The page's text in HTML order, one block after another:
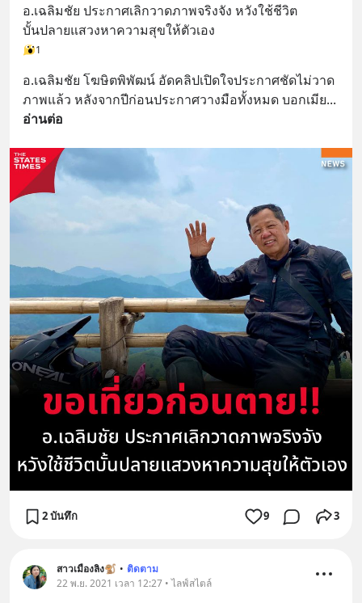
อ.เฉลิมชัย ประกาศเลิกวาดภาพจริงจัง หวังใช้ชีวิต
บั้นปลายแสวงหาความสุขให้ตัวเอง
1
อ.เฉลิมชัย โฆษิตพิพัฒน์ อัดคลิปเปิดใจประกาศชัดไม่วาด
ภาพแล้ว หลังจากปีก่อนประกาศวางมือทั้งหมด บอกเมีย
อ่านต่อ
2 บันทึก 9 3
สาวเมืองลิง🐒 • ติดตาม
22 พ.ย. 2021 เวลา 12:27 • ไลฟ์สไตล์